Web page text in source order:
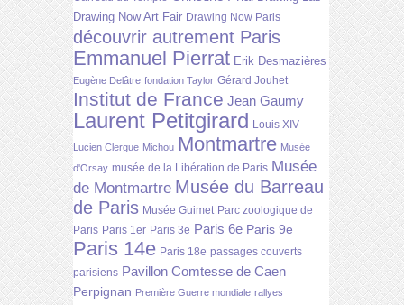
Drawing Now Art Fair Drawing Now Paris
découvrir autrement Paris
Emmanuel Pierrat Erik Desmazières
Eugène Delâtre fondation Taylor Gérard Jouhet
Institut de France Jean Gaumy
Laurent Petitgirard Louis XIV
Lucien Clergue Michou Montmartre Musée
d'Orsay musée de la Libération de Paris Musée
de Montmartre Musée du Barreau
de Paris Musée Guimet Parc zoologique de
Paris Paris 1er Paris 3e Paris 6e Paris 9e
Paris 14e Paris 18e passages couverts
parisiens Pavillon Comtesse de Caen
Perpignan Première Guerre mondiale rallyes